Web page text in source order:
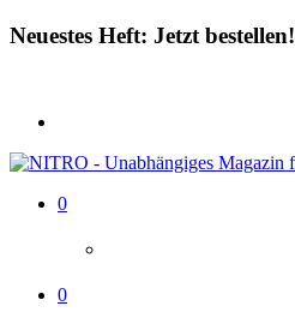
Neuestes Heft: Jetzt bestellen!
0
0